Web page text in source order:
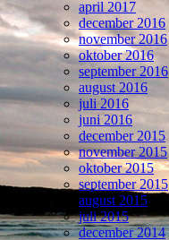
april 2017
december 2016
november 2016
oktober 2016
september 2016
august 2016
juli 2016
juni 2016
december 2015
november 2015
oktober 2015
september 2015
august 2015
juli 2015
december 2014